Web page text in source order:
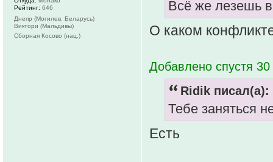
Всё же лезешь
О каком
Добавлено спустя 30
Ridik писал(а):
Тебе заняться
Есть
Рейтинг: 646
Днепр (Могилев, Беларусь)
Виктори (Мальдивы)
Сборная Косово (нац.)